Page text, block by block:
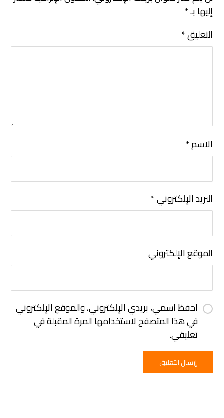
إليها بـ*
التعليق*
الاسم*
البريد الإلكتروني*
الموقع الإلكتروني
احفظ اسمي، بريدي الإلكتروني، والموقع الإلكتروني
في هذا المتصفح لاستخدامها المرة المقبلة في
تعليقي.